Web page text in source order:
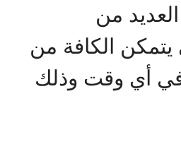
من
الكافة من
في أي وقت وذلك